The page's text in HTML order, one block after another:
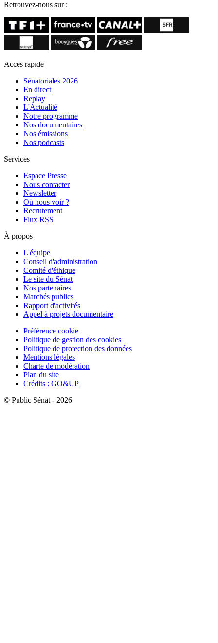
Retrouvez-nous sur :
Accès rapide
Sénatoriales 2026
En direct
Replay
L'Actualité
Notre programme
Nos documentaires
Nos émissions
Nos podcasts
Services
Espace Presse
Nous contacter
Newsletter
Où nous voir ?
Recrutement
Flux RSS
À propos
L'équipe
Conseil d'administration
Comité d'éthique
Le site du Sénat
Nos partenaires
Marchés publics
Rapport d'activités
Appel à projets documentaire
Préférence cookie
Politique de gestion des cookies
Politique de protection des données
Mentions légales
Charte de modération
Plan du site
Crédits : GO&UP
© Public Sénat - 2026